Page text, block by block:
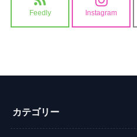
Feedly Instagram
カテゴリー